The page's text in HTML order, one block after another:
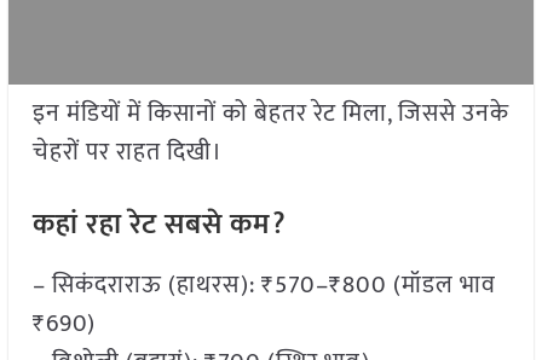
इन मंडियों में किसानों को बेहतर रेट मिला, जिससे उनके
चेहरों पर राहत दिखी।
कहां रहा रेट सबसे कम?
– सिकंदराराऊ (हाथरस): ₹570–₹800 (मॉडल भाव
₹690)